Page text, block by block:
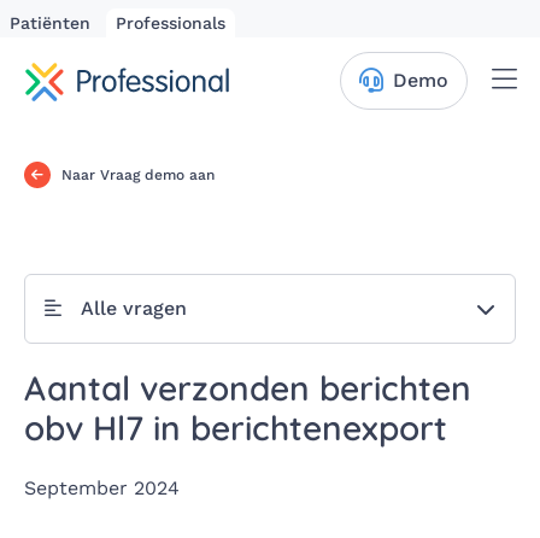
Patiënten Professionals
Demo
Naar Vraag demo aan
Alle vragen
Aantal verzonden berichten
obv Hl7 in berichtenexport
September 2024